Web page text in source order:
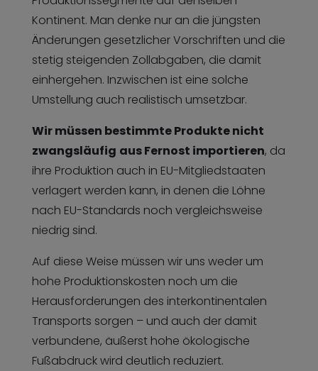
Kontinent. Man denke nur an die jüngsten
Änderungen gesetzlicher Vorschriften und die
stetig steigenden Zollabgaben, die damit
einhergehen. Inzwischen ist eine solche
Umstellung auch realistisch umsetzbar.
Wir müssen bestimmte Produkte nicht
zwangsläufig aus Fernost importieren, da
ihre Produktion auch in EU-Mitgliedstaaten
verlagert werden kann, in denen die Löhne
nach EU-Standards noch vergleichsweise
niedrig sind.
Auf diese Weise müssen wir uns weder um
hohe Produktionskosten noch um die
Herausforderungen des interkontinentalen
Transports sorgen – und auch der damit
verbundene, äußerst hohe ökologische
Fußabdruck wird deutlich reduziert.